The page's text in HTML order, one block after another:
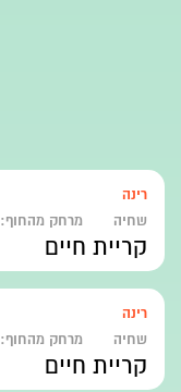
רינה
שחיה מרחק מהחוף:
קריית חיים
רינה
שחיה מרחק מהחוף:
קריית חיים